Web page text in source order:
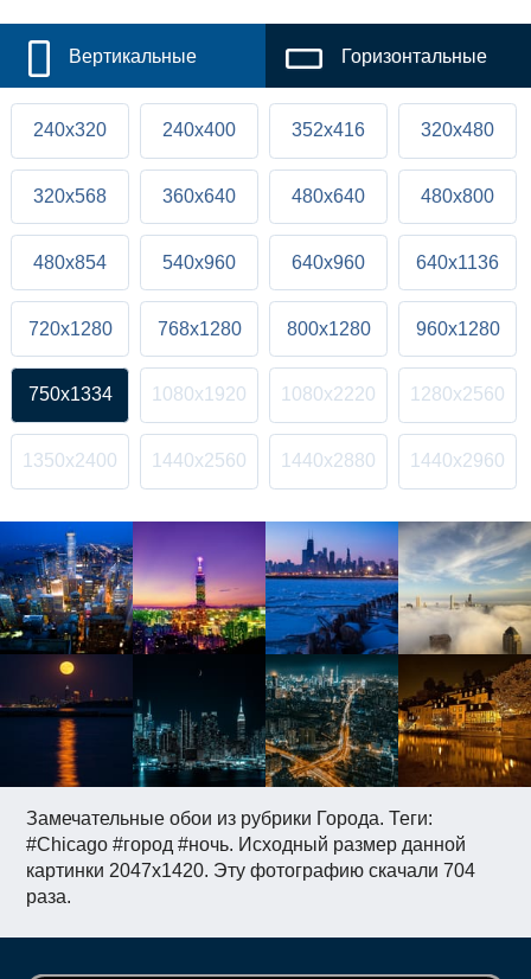
Замечательные обои из рубрики Города. Теги:
#Chicago #город #ночь. Исходный размер данной
картинки 2047x1420. Эту фотографию скачали 704
раза.
Вертикальные Горизонтальные
240x320 240x400 352x416 320x480
320x568 360x640 480x640 480x800
480x854 540x960 640x960 640x1136
720x1280 768x1280 800x1280 960x1280
750x1334 1080x1920 1080x2220 1280x2560
1350x2400 1440x2560 1440x2880 1440x2960